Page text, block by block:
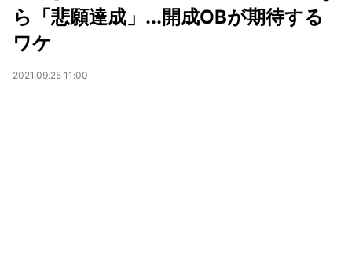
ら「悲願達成」...開成OBが期待する
ワケ
2021.09.25 11:00